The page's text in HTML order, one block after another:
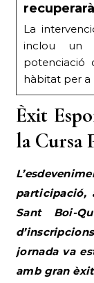
La
inclou un
potenciació
hàbitat per a
Èxit
la Cursa
participació,
Sant Boi-
jornada va
amb gran